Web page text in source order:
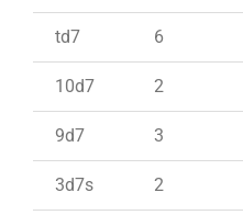
td7 6
10d7 2
9d7 3
3d7s 2